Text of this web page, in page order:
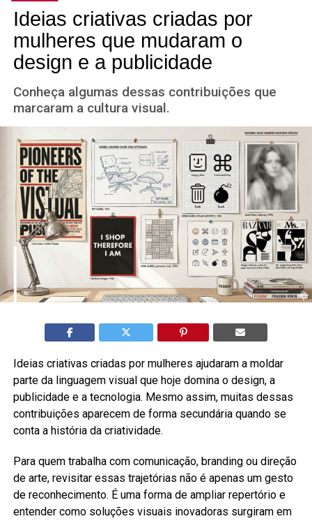
Ideias criativas criadas por
mulheres que mudaram o
design e a publicidade
Conheça algumas dessas contribuições que
marcaram a cultura visual.
Ideias criativas criadas por mulheres ajudaram a moldar
parte da linguagem visual que hoje domina o design, a
publicidade e a tecnologia. Mesmo assim, muitas dessas
contribuições aparecem de forma secundária quando se
conta a história da criatividade.
Para quem trabalha com comunicação, branding ou direção
de arte, revisitar essas trajetórias não é apenas um gesto
de reconhecimento. É uma forma de ampliar repertório e
entender como soluções visuais inovadoras surgiram em